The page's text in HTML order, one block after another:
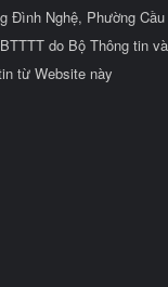
Đình Nghệ, Phường
do Bộ Thông tin
từ Website này